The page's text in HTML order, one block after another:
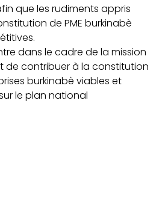
que les rudiments appris
de PME burkinabè
dans le cadre de la mission
de contribuer à la constitution
burkinabè viables et
le plan national